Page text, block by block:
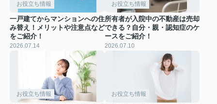
お役立ち情報
一戸建てからマンションへの住
み替え！メリットや注意点など
をご紹介！
2026.07.14
お役立ち情報
所有者が入院中の不動産は売却
できる？自分・親・認知症のケ
ースをご紹介！
2026.07.10
お役立ち情報 お役立ち情報